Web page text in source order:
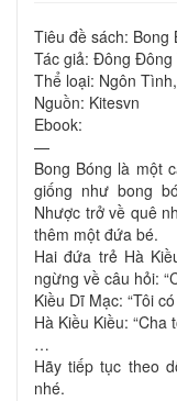
Tiêu đề sách: Bong
Tác giả: Đông Đông
Thể loại: Ngôn
Nguồn: Kitesvn
Ebook:
—
Bong Bóng là một
giống như bong
Nhược trở về quê
thêm một đứa bé.
Hai đứa trẻ Hà
ngừng về câu hỏi:
Kiều Dĩ Mạc: “Tôi
Hà Kiều Kiều: “Cha
…
Hãy tiếp tục theo
nhé.